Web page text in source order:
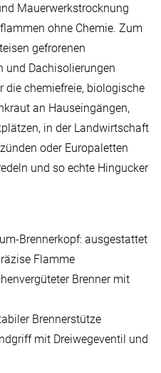
Mauerwerkstrocknung
ohne Chemie. Zum
gefrorenen
und Dachisolierungen
die chemiefreie, biologische
an Hauseingängen,
in der Landwirtschaft
oder Europaletten
und so echte Hingucker
Brennerkopf: ausgestattet
Flamme
Brenner mit
Brennerstütze
mit Dreiwegeventil und